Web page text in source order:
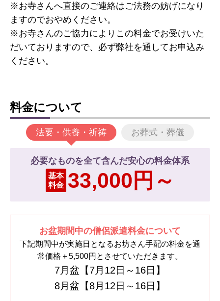
※お寺さんへ直接のご連絡はご法務の妨げになり
ますのでおやめください。
※お寺さんのご協力によりこの料金でお受けいた
だいておりますので、必ず弊社を通してお申込み
ください。
料金について
法要・供養・祈祷 お葬式・葬儀
必要なものを全て含んだ安心の料金体系
基本
料金 33,000円～
お盆期間中の僧侶派遣料金について
下記期間中が実施日となるお坊さん手配の料金を通
常価格＋5,500円とさせていただきます。
7月盆【7月12日～16日】
8月盆【8月12日～16日】